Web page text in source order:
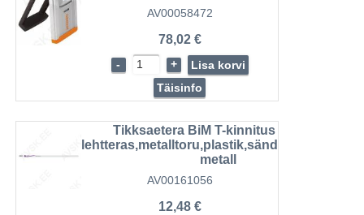
AV00058472
78,02 €
- +
Lisa korvi
Täisinfo
Tikksaetera BiM T-kinnitus 250mm
lehtteras,metalltoru,plastik,sändvitš,värviline
metall
AV00161056
12,48 €